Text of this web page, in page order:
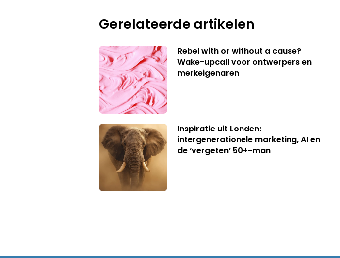
Gerelateerde artikelen
Rebel with or without a cause?
Wake-upcall voor ontwerpers en
merkeigenaren
Inspiratie uit Londen:
intergenerationele marketing, AI en
de ‘vergeten’ 50+-man